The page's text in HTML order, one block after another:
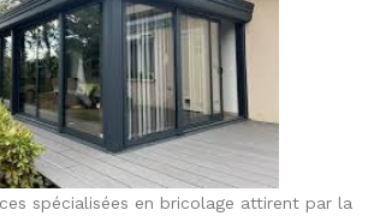
spécialisées en bricolage attirent par la